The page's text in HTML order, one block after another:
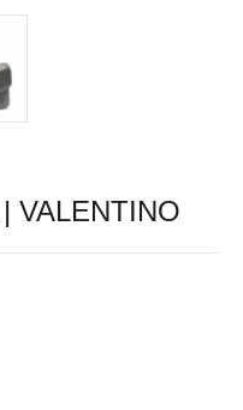
VALENTINO